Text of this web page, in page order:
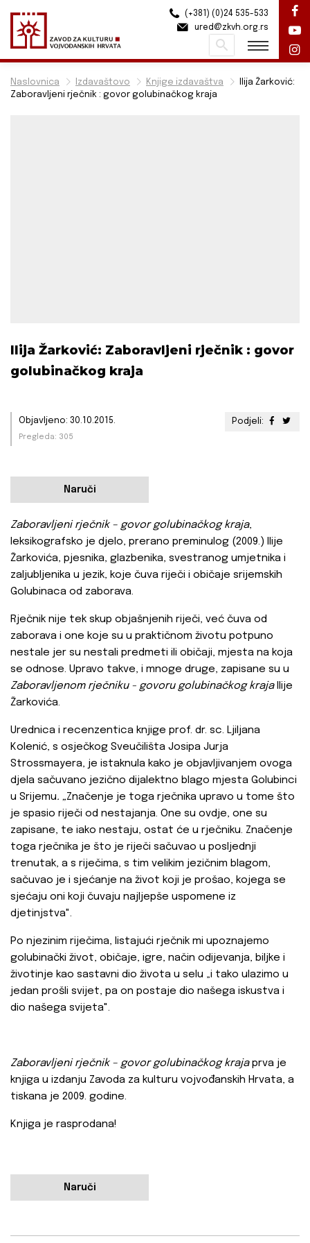
Naslovnica Izdavaštovo Knjige izdavaštva
Ilija Žarković:
Zaboravljeni rječnik : govor golubinačkog kraja
Ilija Žarković: Zaboravljeni rječnik : govor
golubinačkog kraja
Podjeli:
Objavljeno: 30.10.2015.
Pregleda: 305
Naruči
Zaboravljeni rječnik – govor golubinačkog kraja,
leksikografsko je djelo, prerano preminulog (2009.) Ilije
Žarkovića, pjesnika, glazbenika, svestranog umjetnika i
zaljubljenika u jezik, koje čuva riječi i običaje srijemskih
Golubinaca od zaborava.
Rječnik nije tek skup objašnjenih riječi, već čuva od
zaborava i one koje su u praktičnom životu potpuno
nestale jer su nestali predmeti ili običaji, mjesta na koja
se odnose. Upravo takve, i mnoge druge, zapisane su u
Zaboravljenom rječniku - govoru golubinačkog krajaIlije
Žarkovića.
Urednica i recenzentica knjige prof. dr. sc. Ljiljana
Kolenić, s osječkog Sveučilišta Josipa Jurja
Strossmayera, je istaknula kako je objavljivanjem ovoga
djela sačuvano jezično dijalektno blago mjesta Golubinci
u Srijemu. „Značenje je toga rječnika upravo u tome što
je spasio riječi od nestajanja. One su ovdje, one su
zapisane, te iako nestaju, ostat će u rječniku. Značenje
toga rječnika je što je riječi sačuvao u posljednji
trenutak, a s riječima, s tim velikim jezičnim blagom,
sačuvao je i sjećanje na život koji je prošao, kojega se
sjećaju oni koji čuvaju najljepše uspomene iz
djetinjstva".
Po njezinim riječima, listajući rječnik mi upoznajemo
golubinački život, običaje, igre, način odijevanja, biljke i
životinje kao sastavni dio života u selu „i tako ulazimo u
jedan prošli svijet, pa on postaje dio našega iskustva i
dio našega svijeta".
Zaboravljeni rječnik – govor golubinačkog krajaprva je
knjiga u izdanju Zavoda za kulturu vojvođanskih Hrvata, a
tiskana je 2009. godine.
Knjiga je rasprodana!
Naruči
(+381) (0)24 535-533
ured@zkvh.org.rs
Pretraži